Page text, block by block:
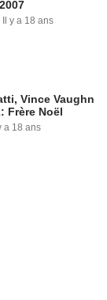
Il y a 18 ans
Vince Vaughn
Frère Noël
a 18 ans